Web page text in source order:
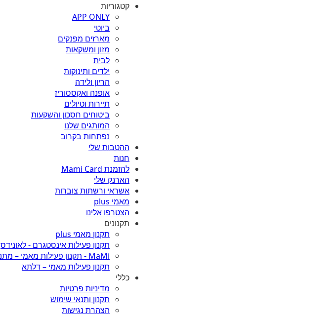
קטגוריות
APP ONLY
ביוטי
מארזים מפנקים
מזון ומשקאות
לבית
ילדים ותינוקות
הריון ולידה
אופנה ואקססוריז
תיירות וטיולים
ביטוחים חסכון והשקעות
המותגים שלנו
נפתחות בקרוב
ההטבות שלי
חנות
להזמנת Mami Card
הארנק שלי
אשראי ורשתות צוברות
מאמי plus
הצטרפו אלינו
תקנונים
תקנון מאמי plus
תקנון פעילות אינסטגרם - לאונידס
MaMi - תקנון פעילות מאמי – מתנה לגננת
תקנון פעילות מאמי – דלתא
כללי
מדיניות פרטיות
תקנון ותנאי שימוש
הצהרת נגישות